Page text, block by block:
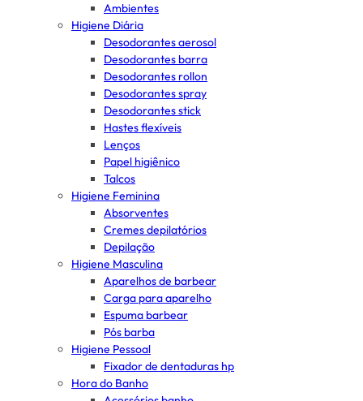
Ambientes
Higiene Diária
Desodorantes aerosol
Desodorantes barra
Desodorantes rollon
Desodorantes spray
Desodorantes stick
Hastes flexíveis
Lenços
Papel higiênico
Talcos
Higiene Feminina
Absorventes
Cremes depilatórios
Depilação
Higiene Masculina
Aparelhos de barbear
Carga para aparelho
Espuma barbear
Pós barba
Higiene Pessoal
Fixador de dentaduras hp
Hora do Banho